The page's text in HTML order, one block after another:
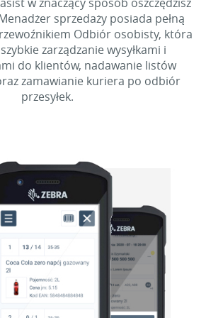
sprzedaży posiada pełną
Odbiór osobisty, która
zarządzanie wysyłkami i
do klientów, nadawanie listów
zamawianie kuriera po odbiór
przesyłek.